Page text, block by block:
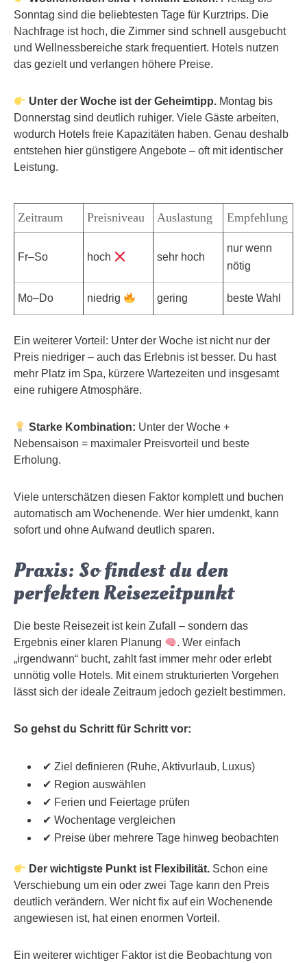
Sonntag sind die beliebtesten Tage für Kurztrips. Die
Nachfrage ist hoch, die Zimmer sind schnell ausgebucht
und Wellnessbereiche stark frequentiert. Hotels nutzen
das gezielt und verlangen höhere Preise.
Unter der Woche ist der Geheimtipp. Montag bis
Donnerstag sind deutlich ruhiger. Viele Gäste arbeiten,
wodurch Hotels freie Kapazitäten haben. Genau deshalb
entstehen hier günstigere Angebote – oft mit identischer
Leistung.
Zeitraum Preisniveau Auslastung Empfehlung
Fr–So hoch sehr hoch
nur wenn
nötig
Mo–Do niedrig gering beste Wahl
Ein weiterer Vorteil: Unter der Woche ist nicht nur der
Preis niedriger – auch das Erlebnis ist besser. Du hast
mehr Platz im Spa, kürzere Wartezeiten und insgesamt
eine ruhigere Atmosphäre.
Starke Kombination: Unter der Woche +
Nebensaison = maximaler Preisvorteil und beste
Erholung.
Viele unterschätzen diesen Faktor komplett und buchen
automatisch am Wochenende. Wer hier umdenkt, kann
sofort und ohne Aufwand deutlich sparen.
Praxis: So findest du den
perfekten Reisezeitpunkt
Die beste Reisezeit ist kein Zufall – sondern das
Ergebnis einer klaren Planung
. Wer einfach
„irgendwann“ bucht, zahlt fast immer mehr oder erlebt
unnötig volle Hotels. Mit einem strukturierten Vorgehen
lässt sich der ideale Zeitraum jedoch gezielt bestimmen.
So gehst du Schritt für Schritt vor:
✔ Ziel definieren (Ruhe, Aktivurlaub, Luxus)
✔ Region auswählen
✔ Ferien und Feiertage prüfen
✔ Wochentage vergleichen
✔ Preise über mehrere Tage hinweg beobachten
Der wichtigste Punkt ist Flexibilität. Schon eine
Verschiebung um ein oder zwei Tage kann den Preis
deutlich verändern. Wer nicht fix auf ein Wochenende
angewiesen ist, hat einen enormen Vorteil.
Ein weiterer wichtiger Faktor ist die Beobachtung von